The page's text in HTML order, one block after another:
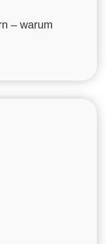
– warum